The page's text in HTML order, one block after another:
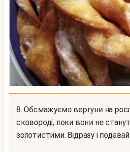
8. Обсмажуємо вергуни на рослинній олії в
сковороді, поки вони не
золотистими. Відразу і